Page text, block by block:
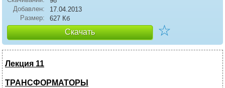
Добавлен:
17.04.2013
Размер:
627 Кб
Скачать ☆
Лекция 11
ТРАНСФОРМАТОРЫ